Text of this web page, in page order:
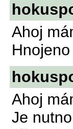
Ahoj
Ahoj
Je